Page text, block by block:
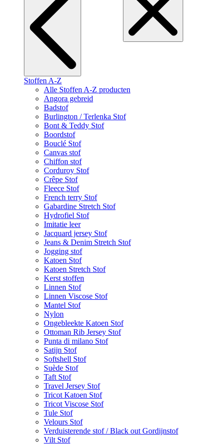
Stoffen A-Z
Alle Stoffen A-Z producten
Angora gebreid
Badstof
Burlington / Terlenka Stof
Bont & Teddy Stof
Boordstof
Bouclé Stof
Canvas stof
Chiffon stof
Corduroy Stof
Crêpe Stof
Fleece Stof
French terry Stof
Gabardine Stretch Stof
Hydrofiel Stof
Imitatie leer
Jacquard jersey Stof
Jeans & Denim Stretch Stof
Jogging stof
Katoen Stof
Katoen Stretch Stof
Kerst stoffen
Linnen Stof
Linnen Viscose Stof
Mantel Stof
Nylon
Ongebleekte Katoen Stof
Ottoman Rib Jersey Stof
Punta di milano Stof
Satijn Stof
Softshell Stof
Suède Stof
Taft Stof
Travel Jersey Stof
Tricot Katoen Stof
Tricot Viscose Stof
Tule Stof
Velours Stof
Verduisterende stof / Black out Gordijnstof
Vilt Stof